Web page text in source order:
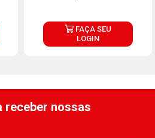
FAÇA SEU
LOGIN
receber nossas